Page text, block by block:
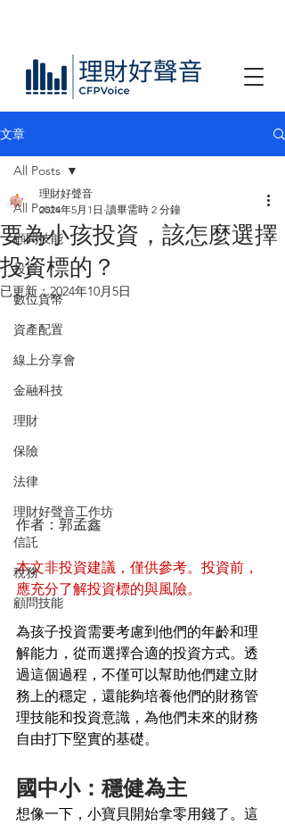
文章
All Posts
顧問技能
投資
數位貨幣
資產配置
線上分享會
金融科技
理財
保險
法律
理財好聲音工作坊
信託
稅務
顧問技能
All Posts
要為小孩投資，該怎麼選擇
投資標的？
理財好聲音
2024年5月1日 讀畢需時 2 分鐘
已更新：2024年10月5日
作者：郭孟鑫
本文非投資建議，僅供參考。投資前，
應充分了解投資標的與風險。
為孩子投資需要考慮到他們的年齡和理
解能力，從而選擇合適的投資方式。透
過這個過程，不僅可以幫助他們建立財
務上的穩定，還能夠培養他們的財務管
理技能和投資意識，為他們未來的財務
自由打下堅實的基礎。
國中小：穩健為主
想像一下，小寶貝開始拿零用錢了。這